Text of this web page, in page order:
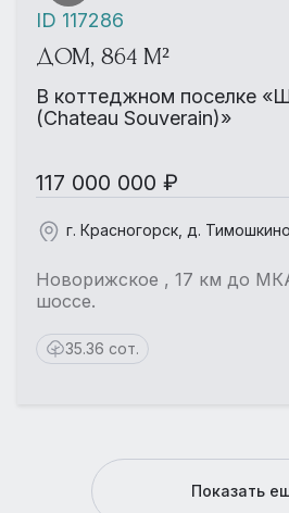
ДОМ, 864 М²
В коттеджном поселке
(Chateau Souverain)»
117 000 000 ₽
г. Красногорск, д. Тимошкино
Новорижское , 17 км до
шоссе.
35.36 сот.
ID 117286
Показать